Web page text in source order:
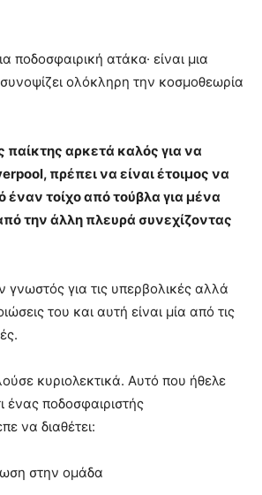
ποδοσφαιρική ατάκα· είναι μια
ολόκληρη την κοσμοθεωρία
παίκτης αρκετά καλός για να
πρέπει να είναι έτοιμος να
έναν τοίχο από τούβλα για μένα
την άλλη πλευρά συνεχίζοντας
γνωστός για τις υπερβολικές αλλά
του και αυτή είναι μία από τις
κυριολεκτικά. Αυτό που ήθελε
ένας ποδοσφαιριστής
να διαθέτει:
στην ομάδα